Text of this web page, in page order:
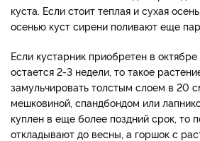
куста. Если стоит теплая и сухая
осенью куст сирени поливают еще
Если кустарник приобретен в
остается 2-3 недели, то такое
замульчировать толстым слоем в 20
мешковиной, спандбондом или
куплен в еще более поздний срок, то
откладывают до весны, а горшок с